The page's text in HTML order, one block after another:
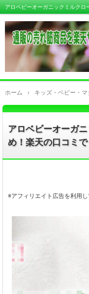
アロベビーオーガニックミルクロ
ミでも人気
ホーム › キッズ・ベビー・マ
アロベビーオーガ
め！楽天の口コミ
※アフィリエイト広告を利用